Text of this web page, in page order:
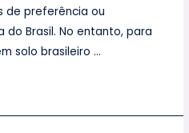
de preferência ou
Brasil. No entanto, para
solo brasileiro …